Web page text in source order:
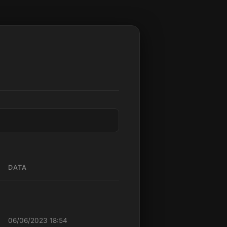
DATA
06/06/2023 18:54